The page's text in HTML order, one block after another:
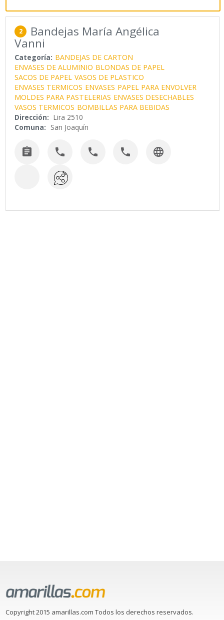
2 Bandejas María Angélica
Vanni
Categoría: BANDEJAS DE CARTON
ENVASES DE ALUMINIO BLONDAS DE PAPEL
SACOS DE PAPEL VASOS DE PLASTICO
ENVASES TERMICOS ENVASES PAPEL PARA ENVOLVER
MOLDES PARA PASTELERIAS ENVASES DESECHABLES
VASOS TERMICOS BOMBILLAS PARA BEBIDAS
Dirección: Lira 2510
Comuna: San Joaquín
    
Copyright 2015 amarillas.com Todos los derechos reservados.